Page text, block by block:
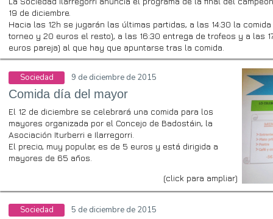
19 de diciembre.
Hacia las 12h se jugarán las últimas partidas, a las 14:30 la
torneo y 20 euros el resto), a las 16:30 entrega de trofeos y a las
euros pareja) al que hay que apuntarse tras la comida.
Sociedad 9 de diciembre de 2015
Comida día del mayor
El 12 de diciembre se celebrará una comida para los
mayores organizada por el Concejo de Badostáin, la
Asociación Iturberri e Ilarregorri.
El precio, muy popular, es de 5 euros y está dirigida a
mayores de 65 años.
(click para ampliar)
Sociedad 5 de diciembre de 2015